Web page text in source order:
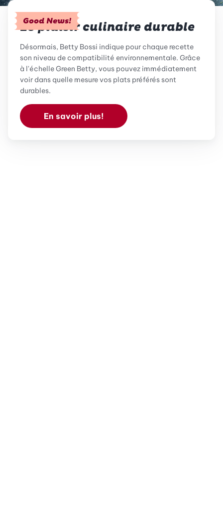
Good News!
Le plaisir culinaire durable
Désormais, Betty Bossi indique pour chaque recette
son niveau de compatibilité environnementale. Grâce
à l'échelle Green Betty, vous pouvez immédiatement
voir dans quelle mesure vos plats préférés sont
durables.
En savoir plus!